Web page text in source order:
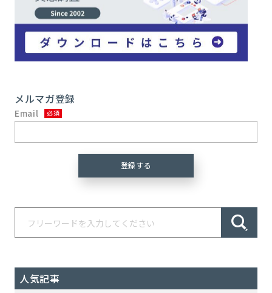
メルマガ登録
Email
人気記事